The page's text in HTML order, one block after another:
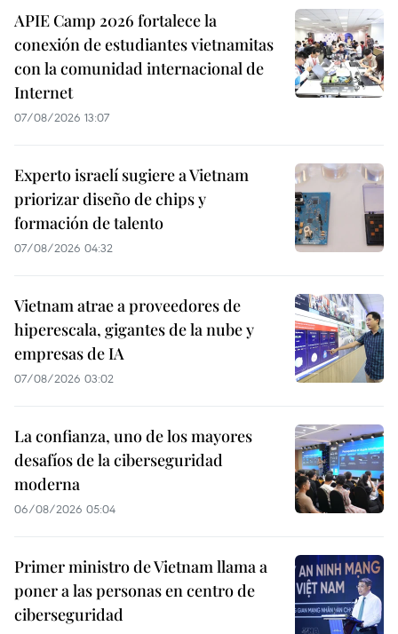
APIE Camp 2026 fortalece la
conexión de estudiantes vietnamitas
con la comunidad internacional de
Internet
07/08/2026 13:07
Experto israelí sugiere a Vietnam
priorizar diseño de chips y
formación de talento
07/08/2026 04:32
Vietnam atrae a proveedores de
hiperescala, gigantes de la nube y
empresas de IA
07/08/2026 03:02
La confianza, uno de los mayores
desafíos de la ciberseguridad
moderna
06/08/2026 05:04
Primer ministro de Vietnam llama a
poner a las personas en centro de
ciberseguridad